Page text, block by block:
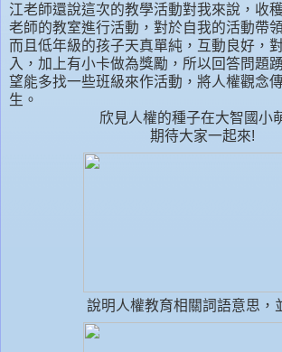
江老師還說這次的教學活動對我來說，收
老師的教室進行活動，對於自我的活動帶
而且低年級的孩子天真單純，互動良好，
入，加上有小卡做為獎勵，所以回答問題
望能多找一些班級來作活動，將人權觀念
生。
欣見人權的種子在大智國小
期待大家一起來!
說明人權教育相關詞語意思，